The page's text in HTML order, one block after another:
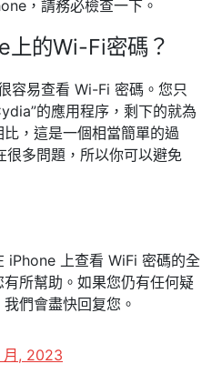
，請務必檢查一下。
上的Wi-Fi密碼？
容易查看 Wi-Fi 密碼。您只
的應用程序，剩下的就為
，這是一個相當簡單的過
多問題，所以你可以避免
iPhone 上查看 WiFi 密碼的全
所幫助。如果您仍有任何疑
們會盡快回复您。
, 2023